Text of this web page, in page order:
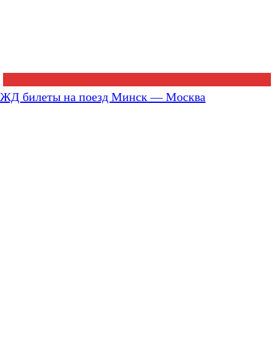
ЖД билеты на поезд Минск — Москва